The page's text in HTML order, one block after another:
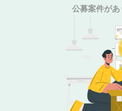
公募案件が